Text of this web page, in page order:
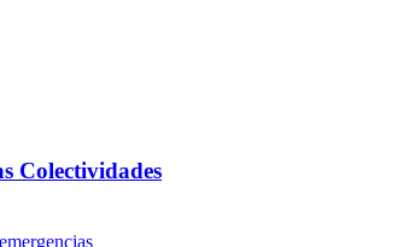
Colectividades